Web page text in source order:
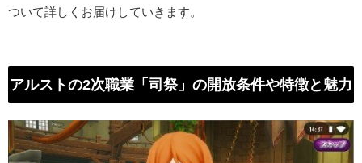
ついて詳しくお届けしていきます。
アルストの2次職業「司祭」の開放条件や特徴と魅力